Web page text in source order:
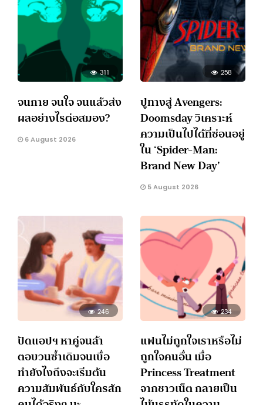
311
จนกาย จนใจ จนแล้วส่ง
ผลอย่างไรต่อสมอง?
6 August 2026
258
ปูทางสู่ Avengers:
Doomsday วิเคราะห์
ความเป็นไปได้ที่ซ่อนอยู่
ใน ‘Spider-Man:
Brand New Day’
5 August 2026
246
ปัดแอปฯ หาคู่จนล้า
ตอบวนซ้ำเดิมจนเบื่อ
ทำยังไงถึงจะเริ่มต้น
ความสัมพันธ์กับใครสัก
234
แฟนไม่ถูกใจเราหรือไม่
ถูกใจคนอื่น เมื่อ
Princess Treatment
จากชาวเน็ต กลายเป็น